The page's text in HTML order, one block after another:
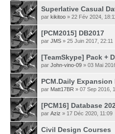
Superlative Сasual
par kikitoo » 22 Fév 2024,
[PCM2015] DB2017
par JMS » 25 Juin 2017, 22:11
[TeamSkype] Pack +
par John-vino-09 » 03 Mai
PCM.Daily Expansion
par Matt17BR » 07 Sep 2016,
[PCM16] Database
par Aziz » 17 Déc 2020, 11:09
Civil Design Courses